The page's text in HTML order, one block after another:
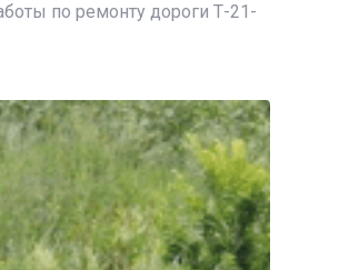
по ремонту дороги Т-21-